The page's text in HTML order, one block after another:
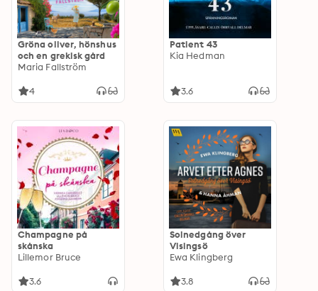
Gröna oliver, hönshus
och en grekisk gård
Maria Fallström
4
Patient 43
Kia Hedman
3.6
Champagne på
skånska
Lillemor Bruce
3.6
Solnedgång över
Visingsö
Ewa Klingberg
3.8